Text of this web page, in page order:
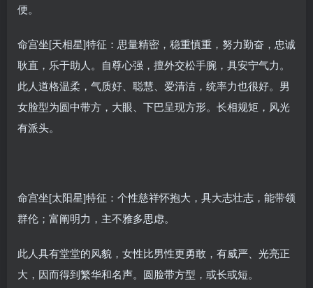
便。
命宫坐[天相星]特征：思量精密，稳重慎重，努力勤奋，忠诚
耿直，乐于助人。自尊心强，擅外交松手腕，具安宁气力。
此人道格温柔，气质好、聪慧、爱清洁，统率力也很好。男
女脸型为圆中带方，大眼、下巴呈现方形。长相规矩，风光
有派头。
命宫坐[太阳星]特征：个性慈祥怀抱大，具大志壮志，能带领
群伦；富阐明力，主不雅多思虑。
此人具有堂堂的风貌，女性比男性更勇敢，有威严、光亮正
大，因而得到繁华和名声。圆脸带方型，或长或短。